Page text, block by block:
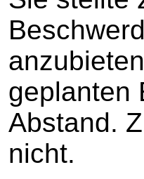
geplanten
Abstand.
nicht.